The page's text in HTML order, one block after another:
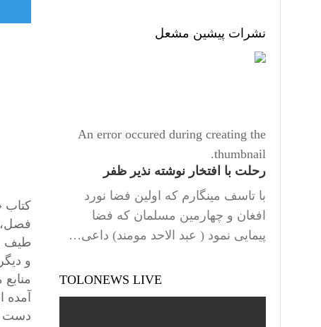
طیف
و
دست
نشرات پیشین مشعل
An error occured during creating the
thumbnail.
رحلت با افتخار نوشته نذیر ظفر
با تاسف مینگارم که اولین فضا نورد
افغان و چهارمین مسلمان که فضا
پیمایی نمود ( عبد الاحد مومند) داعی…
TOLONEWS LIVE